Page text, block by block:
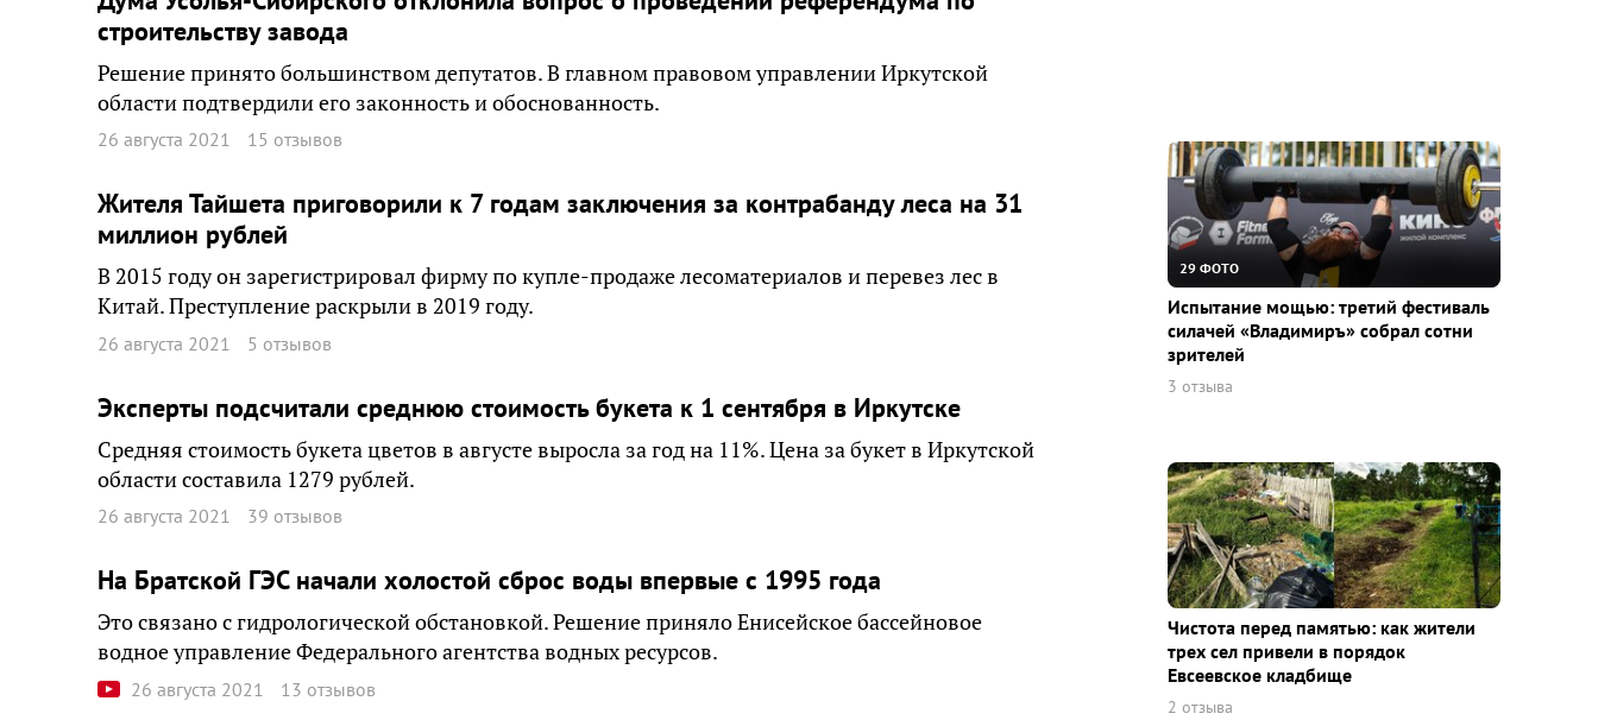
строительству завода
Решение принято большинством депутатов. В главном правовом управлении Иркутской
области подтвердили его законность и обоснованность.
26 августа 2021 15 отзывов
Жителя Тайшета приговорили к 7 годам заключения за контрабанду леса на 31
миллион рублей
В 2015 году он зарегистрировал фирму по купле-продаже лесоматериалов и перевез лес в
Китай. Преступление раскрыли в 2019 году.
26 августа 2021 5 отзывов
Эксперты подсчитали среднюю стоимость букета к 1 сентября в Иркутске
Средняя стоимость букета цветов в августе выросла за год на 11%. Цена за букет в Иркутской
области составила 1279 рублей.
26 августа 2021 39 отзывов
На Братской ГЭС начали холостой сброс воды впервые с 1995 года
Это связано с гидрологической обстановкой. Решение приняло Енисейское бассейновое
водное управление Федерального агентства водных ресурсов.
26 августа 2021 13 отзывов
29 ФОТО
Испытание мощью: третий фестиваль
силачей «Владимиръ» собрал сотни
зрителей
3 отзыва
Чистота перед памятью: как жители
трех сел привели в порядок
Евсеевское кладбище
2 отзыва